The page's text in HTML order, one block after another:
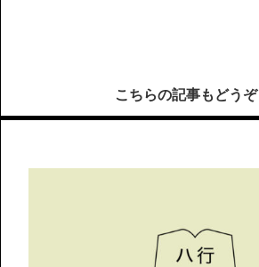
こちらの記事もどうぞ